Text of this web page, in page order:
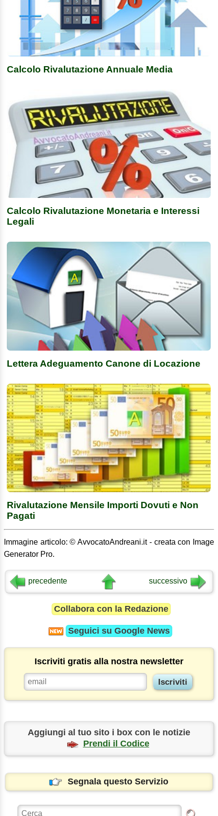
Calcolo Rivalutazione Annuale Media
Calcolo Rivalutazione Monetaria e Interessi
Legali
Lettera Adeguamento Canone di Locazione
Rivalutazione Mensile Importi Dovuti e Non
Pagati
Immagine articolo: © AvvocatoAndreani.it - creata con Image
Generator Pro.
precedente successivo
Collabora con la Redazione
Seguici su Google News
Iscriviti gratis alla nostra newsletter
Aggiungi al tuo sito i box con le notizie
Prendi il Codice
Segnala questo Servizio